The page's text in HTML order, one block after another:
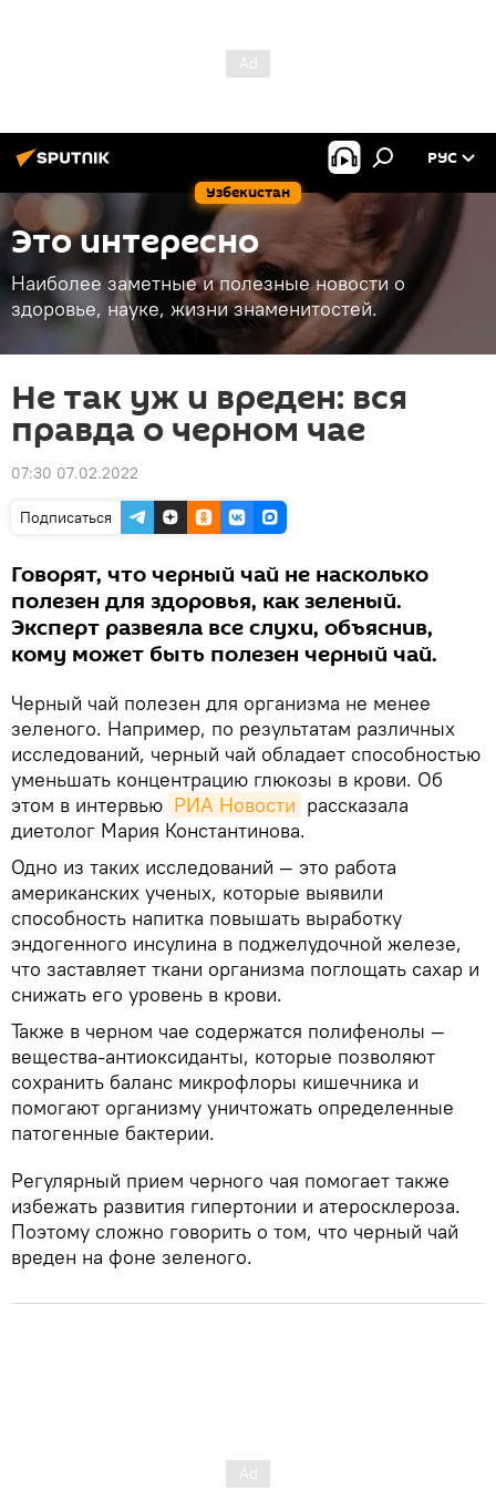
Узбекистан
РУС
Это интересно
Наиболее заметные и полезные новости о
здоровье, науке, жизни знаменитостей.
Не так уж и вреден: вся
правда о черном чае
07:30 07.02.2022
Подписаться
Говорят, что черный чай не насколько
полезен для здоровья, как зеленый.
Эксперт развеяла все слухи, объяснив,
кому может быть полезен черный чай.
Черный чай полезен для организма не менее
зеленого. Например, по результатам различных
исследований, черный чай обладает способностью
уменьшать концентрацию глюкозы в крови. Об
этом в интервью РИА Новости рассказала
диетолог Мария Константинова.
Одно из таких исследований — это работа
американских ученых, которые выявили
способность напитка повышать выработку
эндогенного инсулина в поджелудочной железе,
что заставляет ткани организма поглощать сахар и
снижать его уровень в крови.
Также в черном чае содержатся полифенолы —
вещества-антиоксиданты, которые позволяют
сохранить баланс микрофлоры кишечника и
помогают организму уничтожать определенные
патогенные бактерии.
Регулярный прием черного чая помогает также
избежать развития гипертонии и атеросклероза.
Поэтому сложно говорить о том, что черный чай
вреден на фоне зеленого.